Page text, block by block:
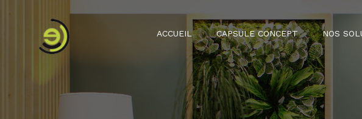
ACCUEIL CAPSULE CONCEPT NOS